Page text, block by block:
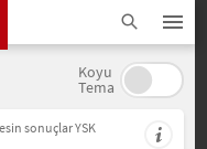
Koyu
Tema
sonuçlar YSK